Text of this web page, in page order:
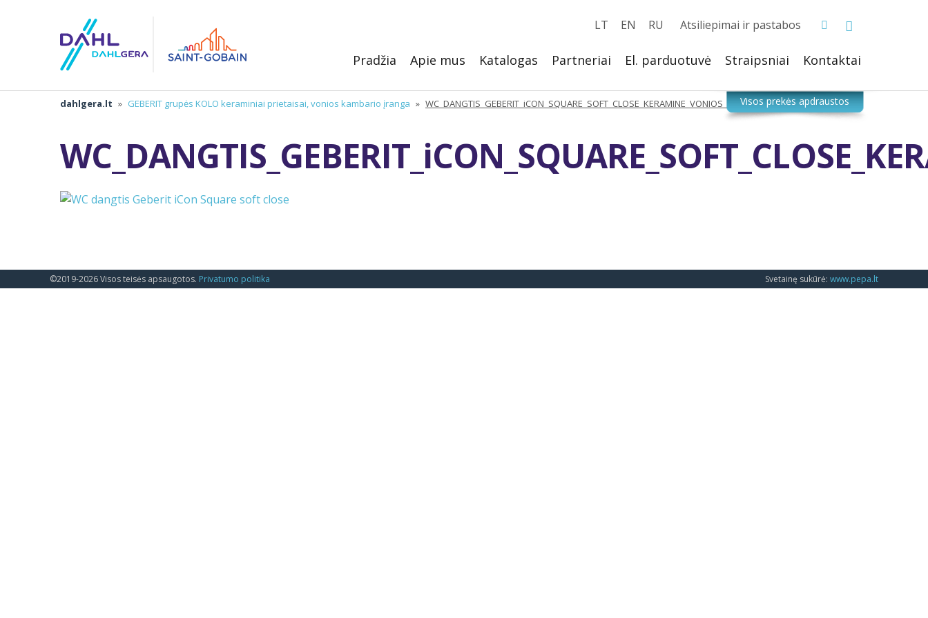
Atsiliepimai ir pastabos
LT EN RU
Pradžia Apie mus Katalogas Partneriai El. parduotuvė Straipsniai Kontaktai
dahlgera.lt » GEBERIT grupės KOLO keraminiai prietaisai, vonios kambario įranga » WC_DANGTIS_GEBERIT_iCON_SQUARE_SOFT_CLOSE_KERAMINE_VONIOS_IRANGA_DAHLGERA
©2019-2026 Visos teisės apsaugotos. Privatumo politika Svetainę sukūrė: www.pepa.lt